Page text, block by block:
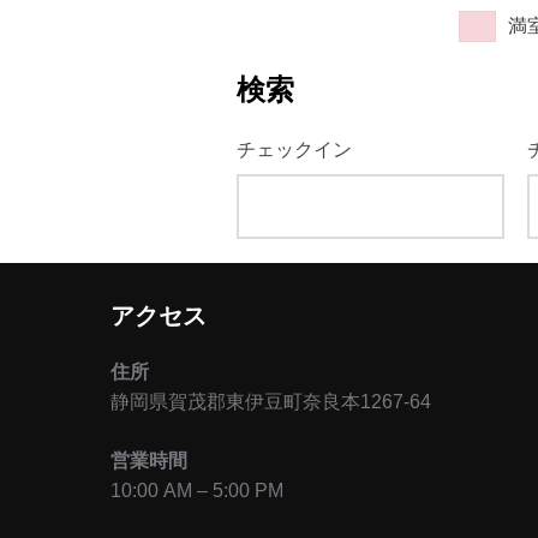
満
検索
チェックイン
アクセス
住所
静岡県賀茂郡東伊豆町奈良本1267-64
営業時間
10:00 AM – 5:00 PM